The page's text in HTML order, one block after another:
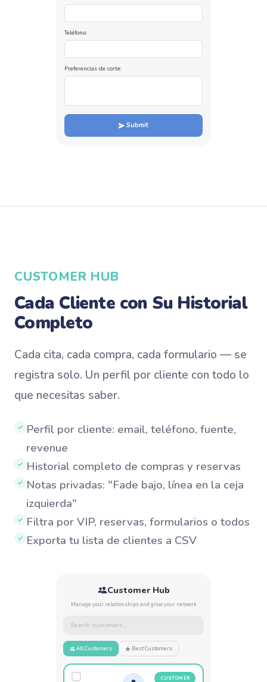
Teléfono:
Preferencias de corte:
Submit
CUSTOMER HUB
Cada Cliente con Su Historial
Completo
Cada cita, cada compra, cada formulario — se
registra solo. Un perfil por cliente con todo lo
que necesitas saber.
✓ Perfil por cliente: email, teléfono, fuente,
revenue
✓ Historial completo de compras y reservas
✓ Notas privadas: "Fade bajo, línea en la ceja
izquierda"
✓ Filtra por VIP, reservas, formularios o todos
✓ Exporta tu lista de clientes a CSV
Customer Hub
Manage your relationships and grow your network
Search customers...
All Customers Best Customers
CUSTOMER